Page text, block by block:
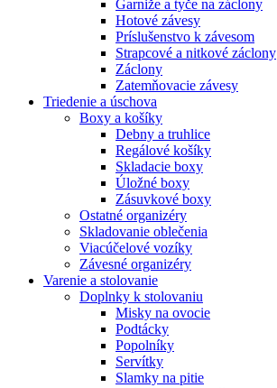
Garniže a tyče na záclony
Hotové závesy
Príslušenstvo k závesom
Strapcové a nitkové záclony
Záclony
Zatemňovacie závesy
Triedenie a úschova
Boxy a košíky
Debny a truhlice
Regálové košíky
Skladacie boxy
Úložné boxy
Zásuvkové boxy
Ostatné organizéry
Skladovanie oblečenia
Viacúčelové vozíky
Závesné organizéry
Varenie a stolovanie
Doplnky k stolovaniu
Misky na ovocie
Podtácky
Popolníky
Servítky
Slamky na pitie